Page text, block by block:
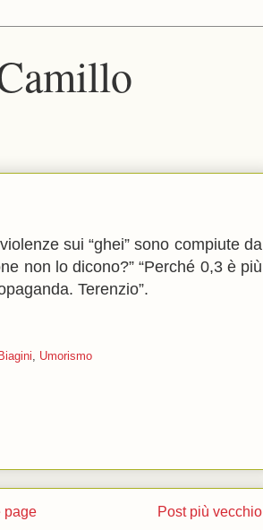
sui “ghei” sono compiute da
non lo dicono?” “Perché 0,3 è più
Terenzio”.
, Umorismo
Post più vecchio
page